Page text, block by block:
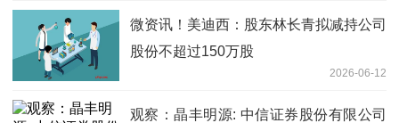
微资讯！美迪西：股东林长青拟减持公司
股份不超过150万股
2026-06-12
观察：晶丰明源: 中信证券股份有限公司